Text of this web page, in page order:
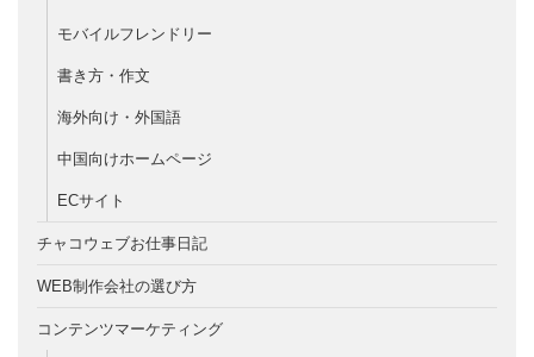
モバイルフレンドリー
書き方・作文
海外向け・外国語
中国向けホームページ
ECサイト
チャコウェブお仕事日記
WEB制作会社の選び方
コンテンツマーケティング